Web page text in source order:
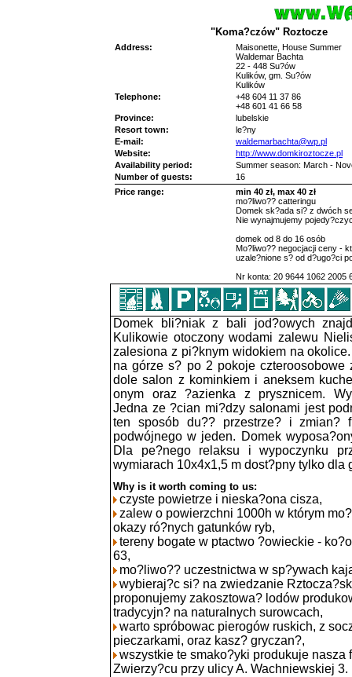
"Koma?czów" Roztocze
Address:
Maisonette, House Summer
Waldemar Bachta
22 - 448 Su?ów
Kulików, gm. Su?ów
Kulików
Telephone:
+48 604 11 37 86
+48 601 41 66 58
Province:
lubelskie
Resort town:
le?ny
E-mail:
waldemarbachta@wp.pl
Website:
http://www.domkiroztocze.pl
Availability period:
Summer season: March -
Number of guests:
16
Price range:
min 40 zł, max 40 zł
mo?liwo?? catteringu
Domek sk?ada si? z dwóch
Nie wynajmujemy
domek od 8 do 16 osób
Mo?liwo?? negocjacji ceny -
uzale?nione s? od d?ugo?ci
Nr konta: 20 9644 1062 2005
Domek bli?niak z bali jod?owych
Kulikowie otoczony wodami zalewu
zalesiona z pi?knym widokiem na
na górze s? po 2 pokoje czteroosobowe
dole salon z kominkiem i aneksem
onym oraz ?azienka z prysznicem.
Jedna ze ?cian mi?dzy salonami jest
ten sposób du?? przestrze? i zmian?
podwójnego w jeden. Domek
Dla pe?nego relaksu i wypoczynku
wymiarach 10x4x1,5 m dost?pny tylko dla
Why is it worth coming to us:
czyste powietrze i nieska?ona cisza,
zalew o powierzchni 1000h w którym
okazy ró?nych gatunków ryb,
tereny bogate w ptactwo ?owieckie -
63,
mo?liwo?? uczestnictwa w sp?ywach
wybieraj?c si? na zwiedzanie
proponujemy zakosztowa? lodów
tradycyjn? na naturalnych surowcach,
warto spróbowac pierogów ruskich, z
pieczarkami, oraz kasz? gryczan?,
wszystkie te smako?yki produkuje nasza
Zwierzy?cu przy ulicy A. Wachniewskiej 3.